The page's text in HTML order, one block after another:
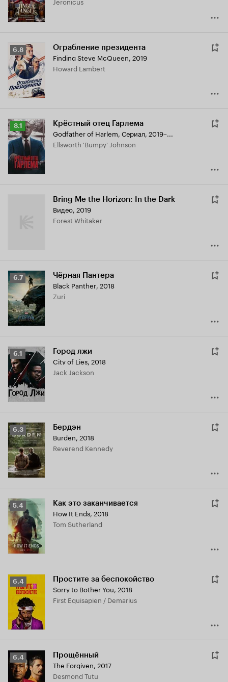
Рейтинг
Кинопоиска
6.8
6.8 Ограбление президента
Finding Steve McQueen, 2019
Howard Lambert
Рейтинг
Кинопоиска
8.1
8.1 Крёстный отец Гарлема
Godfather of Harlem, Сериал, 2019–...
Ellsworth 'Bumpy' Johnson
Bring Me the Horizon: In the Dark
Видео, 2019
Forest Whitaker
Рейтинг
Кинопоиска
6.7
6.7 Чёрная Пантера
Black Panther, 2018
Zuri
Рейтинг
Кинопоиска
6.1
6.1 Город лжи
City of Lies, 2018
Jack Jackson
Рейтинг
Кинопоиска
6.3
6.3 Бердэн
Burden, 2018
Reverend Kennedy
Рейтинг
Кинопоиска
5.4
5.4 Как это заканчивается
How It Ends, 2018
Tom Sutherland
Рейтинг
Кинопоиска
6.4
6.4 Простите за беспокойство
Sorry to Bother You, 2018
First Equisapien / Demarius
Рейтинг
Кинопоиска
6.4
6.4 Прощённый
The Forgiven, 2017
Desmond Tutu